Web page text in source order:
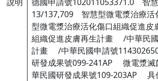
13/137,709 智慧型微電漿治療
型微電漿治療活化傷口組織促進
組織促進皮膚再生計畫 /中華民
計畫 /中華民國申請號
研發成果號099-241AP 微電漿
華民國研發成果號109-203AP 具